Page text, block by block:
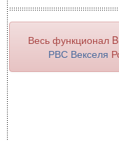
Весь функционал
РВС Векселя